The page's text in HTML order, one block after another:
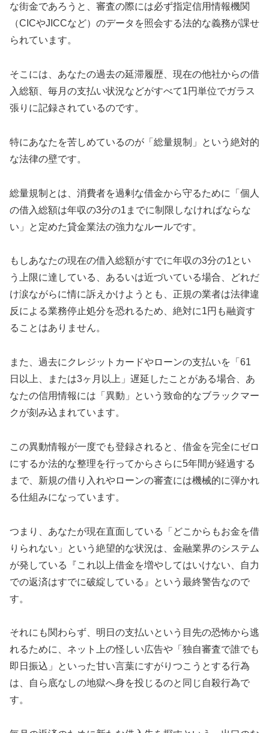
な街金であろうと、審査の際には必ず指定信用情報機関
（CICやJICCなど）のデータを照会する法的な義務が課せ
られています。
そこには、あなたの過去の延滞履歴、現在の他社からの借
入総額、毎月の支払い状況などがすべて1円単位でガラス
張りに記録されているのです。
特にあなたを苦しめているのが「総量規制」という絶対的
な法律の壁です。
総量規制とは、消費者を過剰な借金から守るために「個人
の借入総額は年収の3分の1までに制限しなければならな
い」と定めた貸金業法の強力なルールです。
もしあなたの現在の借入総額がすでに年収の3分の1とい
う上限に達している、あるいは近づいている場合、どれだ
け涙ながらに情に訴えかけようとも、正規の業者は法律違
反による業務停止処分を恐れるため、絶対に1円も融資す
ることはありません。
また、過去にクレジットカードやローンの支払いを「61
日以上、または3ヶ月以上」遅延したことがある場合、あ
なたの信用情報には「異動」という致命的なブラックマー
クが刻み込まれています。
この異動情報が一度でも登録されると、借金を完全にゼロ
にするか法的な整理を行ってからさらに5年間が経過する
まで、新規の借り入れやローンの審査には機械的に弾かれ
る仕組みになっています。
つまり、あなたが現在直面している「どこからもお金を借
りられない」という絶望的な状況は、金融業界のシステム
が発している『これ以上借金を増やしてはいけない、自力
での返済はすでに破綻している』という最終警告なので
す。
それにも関わらず、明日の支払いという目先の恐怖から逃
れるために、ネット上の怪しい広告や「独自審査で誰でも
即日振込」といった甘い言葉にすがりつこうとする行為
は、自ら底なしの地獄へ身を投じるのと同じ自殺行為で
す。